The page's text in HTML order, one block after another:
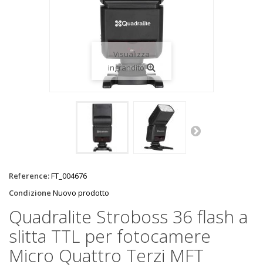
Visualizza
ingrandito
Reference:FT_004676
Condizione Nuovo prodotto
Quadralite Stroboss 36 flash a
slitta TTL per fotocamere
Micro Quattro Terzi MFT